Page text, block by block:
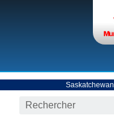
Saskatchewan